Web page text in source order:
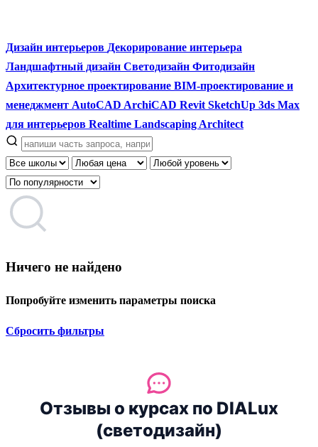
Дизайн интерьеров Декорирование интерьера
Ландшафтный дизайн Светодизайн Фитодизайн
Архитектурное проектирование BIM-проектирование и
менеджмент AutoCAD ArchiCAD Revit SketchUp 3ds Max
для интерьеров Realtime Landscaping Architect
Ничего не найдено
Попробуйте изменить параметры поиска
Сбросить фильтры
Отзывы о курсах по DIALux
(светодизайн)